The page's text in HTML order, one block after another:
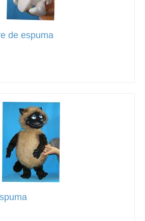
de espuma